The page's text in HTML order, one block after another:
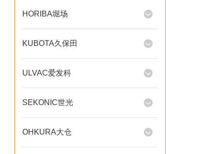
HORIBA堀场
KUBOTA久保田
ULVAC爱发科
SEKONIC世光
OHKURA大仓